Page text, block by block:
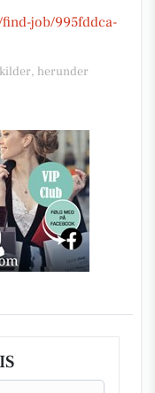
job/995fddca-
herunder